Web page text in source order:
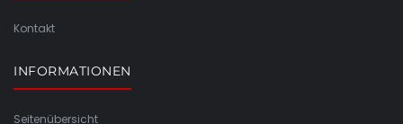
Kontakt
INFORMATIONEN
Seitenübersicht